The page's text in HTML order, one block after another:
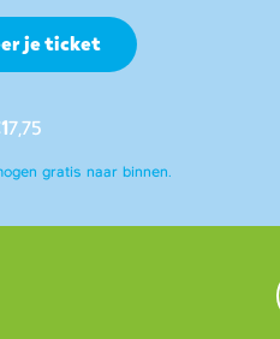
je ticket
7,75
gratis naar binnen.